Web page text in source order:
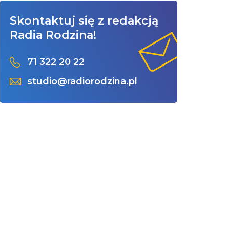
Skontaktuj się z redakcją
Radia Rodzina!
71 322 20 22
studio@radiorodzina.pl